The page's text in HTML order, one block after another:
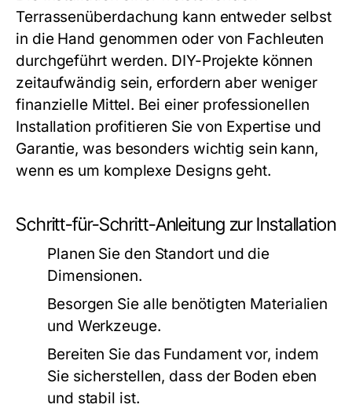
Terrassenüberdachung kann entweder selbst
in die Hand genommen oder von Fachleuten
durchgeführt werden. DIY-Projekte können
zeitaufwändig sein, erfordern aber weniger
finanzielle Mittel. Bei einer professionellen
Installation profitieren Sie von Expertise und
Garantie, was besonders wichtig sein kann,
wenn es um komplexe Designs geht.
Schritt-für-Schritt-Anleitung zur Installation
Planen Sie den Standort und die
Dimensionen.
Besorgen Sie alle benötigten Materialien
und Werkzeuge.
Bereiten Sie das Fundament vor, indem
Sie sicherstellen, dass der Boden eben
und stabil ist.